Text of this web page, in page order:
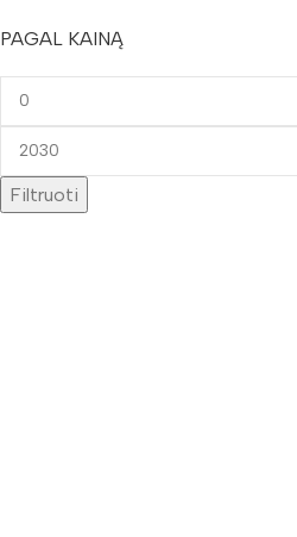
PAGAL KAINĄ
Filtruoti